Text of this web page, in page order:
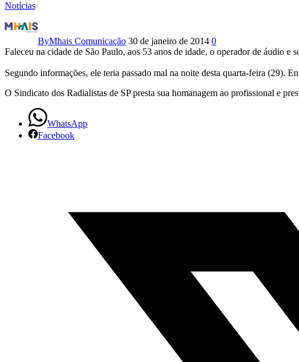
Notícias
Nota
de
falecimento
ByMhais Comunicação 30 de janeiro de 2014 0
Faleceu na cidade de São Paulo, aos 53 anos de idade, o operador de áudio e
Segundo informações, ele teria passado mal na noite desta quarta-feira (29).
O Sindicato dos Radialistas de SP presta sua homanagem ao profissional e
WhatsApp
Facebook